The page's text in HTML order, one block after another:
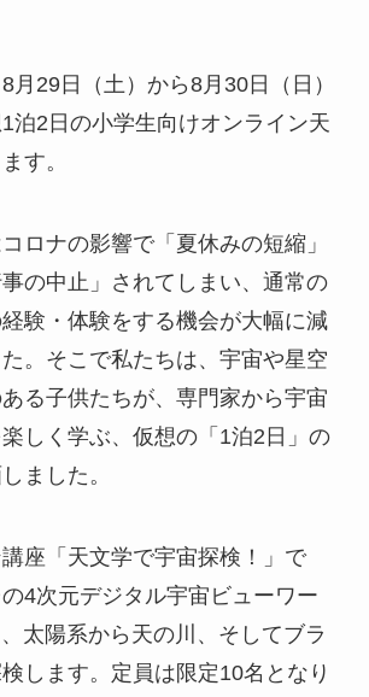
月29日（土）から8月30日（日）
泊2日の小学生向けオンライン天
す。
ロナの影響で「夏休みの短縮」
事の中止」されてしまい、通常の
経験・体験をする機会が大幅に減
。そこで私たちは、宇宙や星空
る子供たちが、専門家から宇宙
しく学ぶ、仮想の「1泊2日」の
ました。
座「天文学で宇宙探検！」で
4次元デジタル宇宙ビューワー
太陽系から天の川、そしてブラ
します。定員は限定10名となり